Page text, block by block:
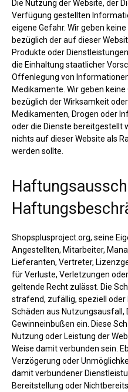
Die Nutzung der Website, der
Verfügung gestellten
eigene Gefahr. Wir geben
bezüglich der auf dieser
Produkte oder
die Einhaltung staatlicher
Offenlegung von
Medikamente. Wir geben
bezüglich der Wirksamkeit
Medikamenten, Drogen oder
oder die Dienste bereitgestellt
nichts auf dieser Website als
werden sollte.
Shopsplusproject.org, seine
Angestellten, Mitarbeiter,
Lieferanten, Vertreter,
für Verluste, Verletzungen
geltende Recht zulässt. Die
strafend, zufällig, speziell oder
Schäden aus Nutzungsausfall,
Gewinneinbußen ein. Diese
Nutzung oder Leistung der
Weise damit verbunden sein.
Verzögerung oder
damit verbundener
Bereitstellung oder